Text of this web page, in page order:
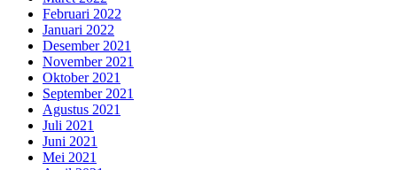
Februari 2022
Januari 2022
Desember 2021
November 2021
Oktober 2021
September 2021
Agustus 2021
Juli 2021
Juni 2021
Mei 2021